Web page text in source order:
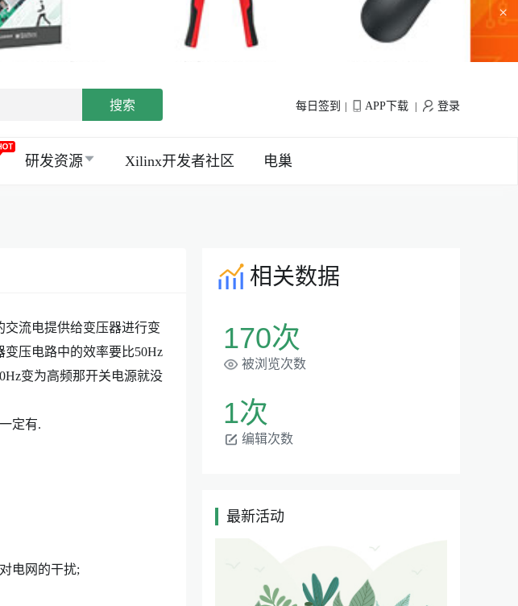
×
搜索 每日签到 APP下载 登录
研发资源 Xilinx开发者社区 电巢
流电提供给变压器进行变
压电路中的效率要比50Hz
变为高频那开关电源就没
定有.
电网的干扰;
相关数据
170次
被浏览次数
1次
编辑次数
最新活动